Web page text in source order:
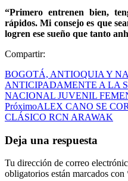
“Primero entrenen bien,
rápidos. Mi consejo es que
logren ese sueño que tanto
Compartir:
BOGOTÁ, ANTIOQUIA Y
ANTICIPADAMENTE A LA
NACIONAL JUVENIL
PróximoALEX CANO SE
CLÁSICO RCN ARAWAK
Deja una respuesta
Tu dirección de correo
obligatorios están marcados con